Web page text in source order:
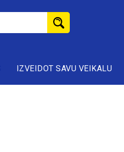
IZVEIDOT SAVU VEIKALU